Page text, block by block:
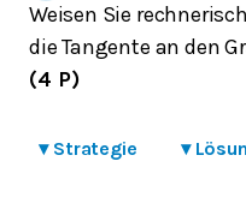
Weisen Sie
die Tangente an den
(4 P)
▾ Strategie ▾